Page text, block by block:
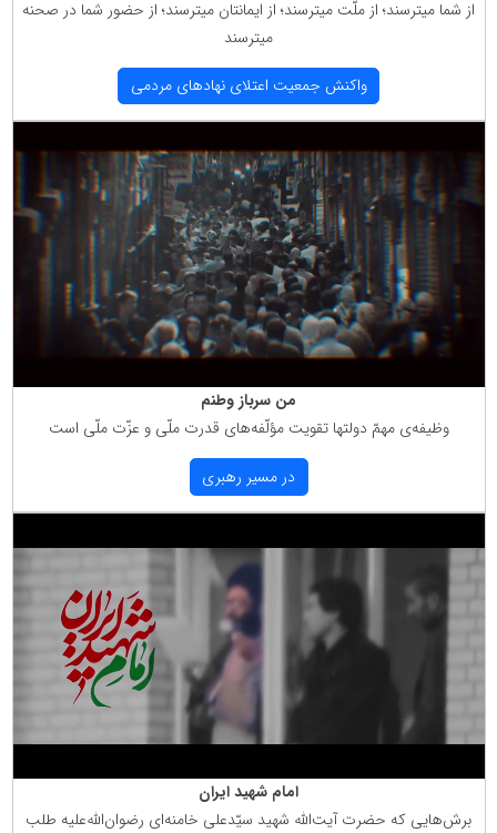
از شما میترسند؛ از ملّت میترسند؛ از ایمانتان میترسند؛ از حضور شما در صحنه
میترسند
واكنش جمعیت اعتلای نهادهای مردمی
من سرباز وطنم
وظیفه‌ی مهمّ دولتها تقویت مؤلّفه‌های قدرت ملّی و عزّت ملّی است
در مسیر رهبری
امام شهید ایران
برش‌هایی كه حضرت آیت‌الله شهید سیّدعلی خامنه‌ای رضوان‌الله‌علیه طلب